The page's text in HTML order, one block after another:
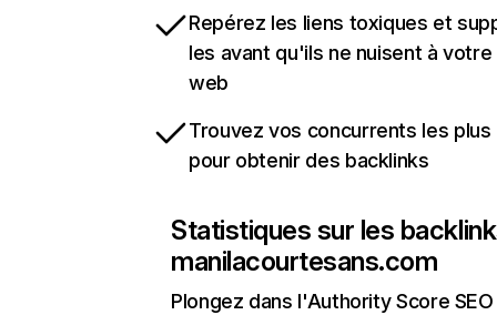
Repérez les liens toxiques et
les avant qu'ils ne nuisent à
web
Trouvez vos concurrents les
pour obtenir des backlinks
Statistiques sur les
manilacourtesans.com
Plongez dans l'Authority Score